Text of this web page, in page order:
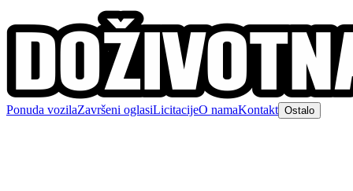
Ponuda vozilaZavršeni oglasiLicitacijeO namaKontakt Ostalo